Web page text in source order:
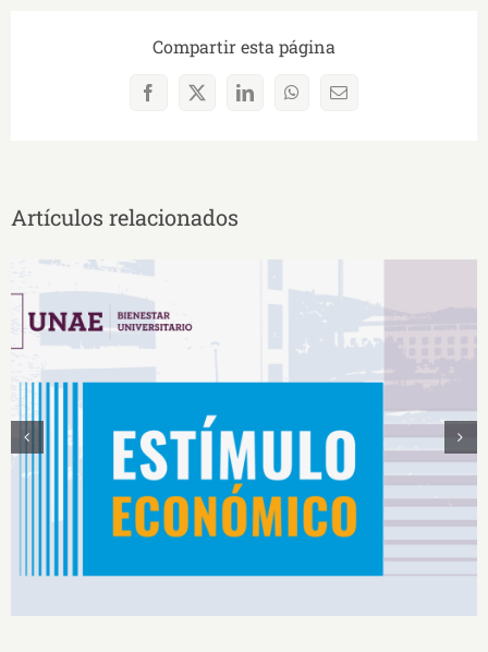
Compartir esta página
Facebook
X LinkedInWhatsAppCorreo
Artículos relacionados
Estímulos Económicos para Deportistas de Alto
Rendimiento IS2026